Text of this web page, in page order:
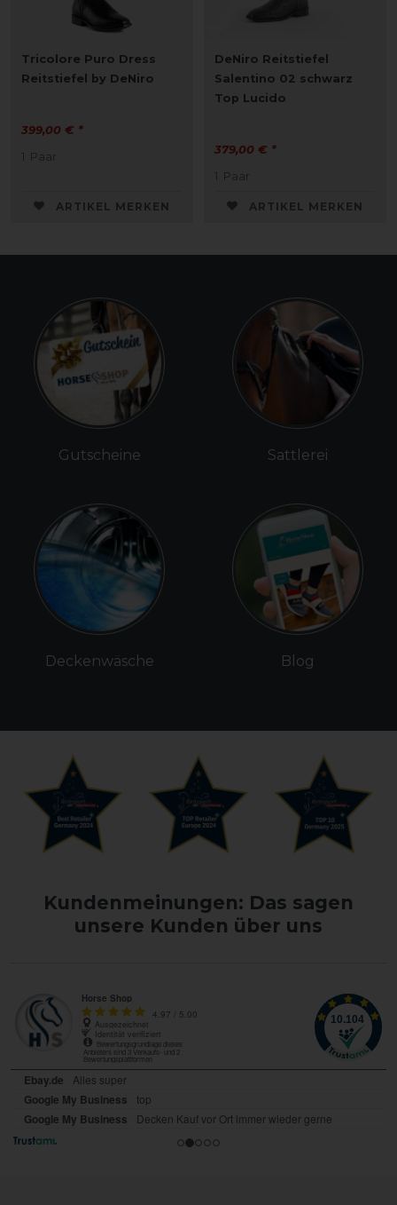
Tricolore Puro Dress
Reitstiefel by DeNiro
399,00 € *
1 Paar
ARTIKEL MERKEN
DeNiro Reitstiefel
Salentino 02 schwarz
Top Lucido
379,00 € *
1 Paar
ARTIKEL MERKEN
Gutscheine
Deckenwäsche
Sattlerei
Blog
Kundenmeinungen: Das sagen
unsere Kunden über uns